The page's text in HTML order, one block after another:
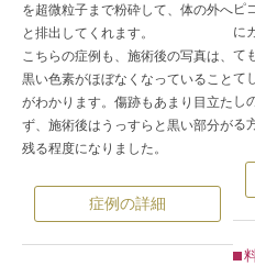
を超微粒子まで粉砕して、体の外へ
と排出してくれます。
こちらの症例も、施術後の写真は、
黒い色素がほぼなくなっていること
がわかります。傷跡もあまり目立た
ず、施術後はうっすらと黒い部分が
残る程度になりました。
症例の詳細
ピ
に
て
て
し
る